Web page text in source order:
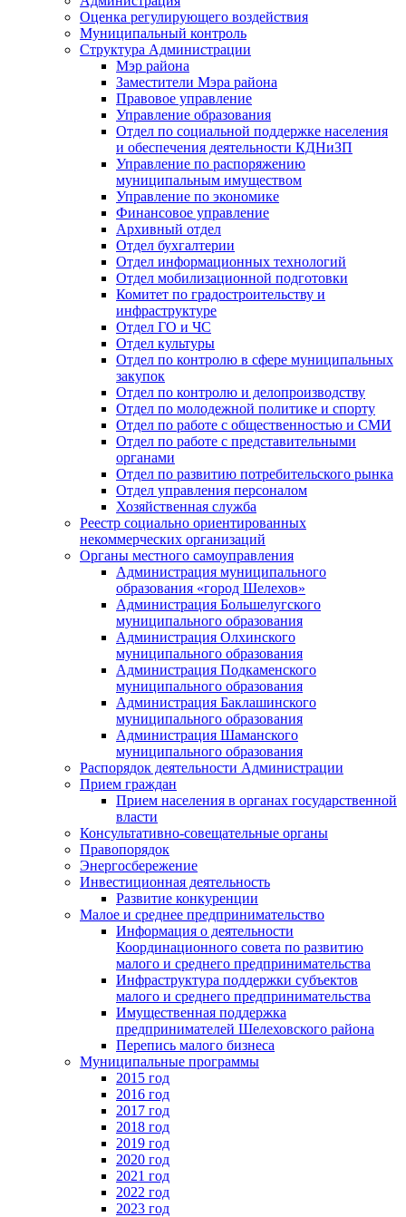
Оценка регулирующего воздействия
Муниципальный контроль
Структура Администрации
Мэр района
Заместители Мэра района
Правовое управление
Управление образования
Отдел по социальной поддержке населения
и обеспечения деятельности КДНиЗП
Управление по распоряжению
муниципальным имуществом
Управление по экономике
Финансовое управление
Архивный отдел
Отдел бухгалтерии
Отдел информационных технологий
Отдел мобилизационной подготовки
Комитет по градостроительству и
инфраструктуре
Отдел ГО и ЧС
Отдел культуры
Отдел по контролю в сфере муниципальных
закупок
Отдел по контролю и делопроизводству
Отдел по молодежной политике и спорту
Отдел по работе с общественностью и СМИ
Отдел по работе с представительными
органами
Отдел по развитию потребительского рынка
Отдел управления персоналом
Хозяйственная служба
Реестр социально ориентированных
некоммерческих организаций
Органы местного самоуправления
Администрация муниципального
образования «город Шелехов»
Администрация Большелугского
муниципального образования
Администрация Олхинского
муниципального образования
Администрация Подкаменского
муниципального образования
Администрация Баклашинского
муниципального образования
Администрация Шаманского
муниципального образования
Распорядок деятельности Администрации
Прием граждан
Прием населения в органах государственной
власти
Консультативно-совещательные органы
Правопорядок
Энергосбережение
Инвестиционная деятельность
Развитие конкуренции
Малое и среднее предпринимательство
Информация о деятельности
Координационного совета по развитию
малого и среднего предпринимательства
Инфраструктура поддержки субъектов
малого и среднего предпринимательства
Имущественная поддержка
предпринимателей Шелеховского района
Перепись малого бизнеса
Муниципальные программы
2015 год
2016 год
2017 год
2018 год
2019 год
2020 год
2021 год
2022 год
2023 год